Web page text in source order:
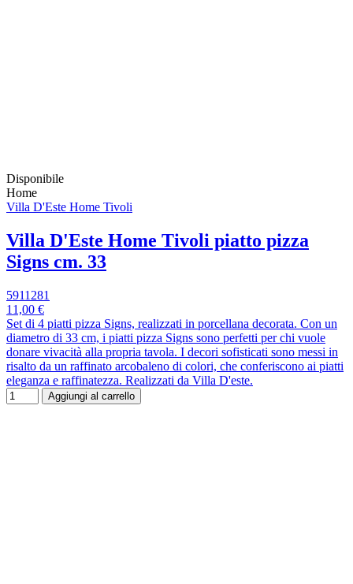
Disponibile
Home
Villa D'Este Home Tivoli
Villa D'Este Home Tivoli piatto pizza
Signs cm. 33
5911281
11,00 €
Set di 4 piatti pizza Signs, realizzati in porcellana decorata. Con un
diametro di 33 cm, i piatti pizza Signs sono perfetti per chi vuole
donare vivacità alla propria tavola. I decori sofisticati sono messi in
risalto da un raffinato arcobaleno di colori, che conferiscono ai piatti
eleganza e raffinatezza. Realizzati da Villa D'este.
Aggiungi al carrello